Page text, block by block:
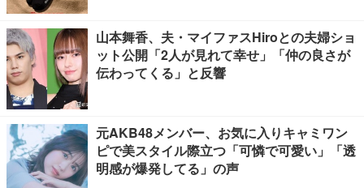
山本舞香、夫・マイファスHiroとの夫婦ショ
ット公開「2人が見れて幸せ」「仲の良さが
伝わってくる」と反響
元AKB48メンバー、お気に入りキャミワン
ピで美スタイル際立つ「可憐で可愛い」「透
明感が爆発してる」の声